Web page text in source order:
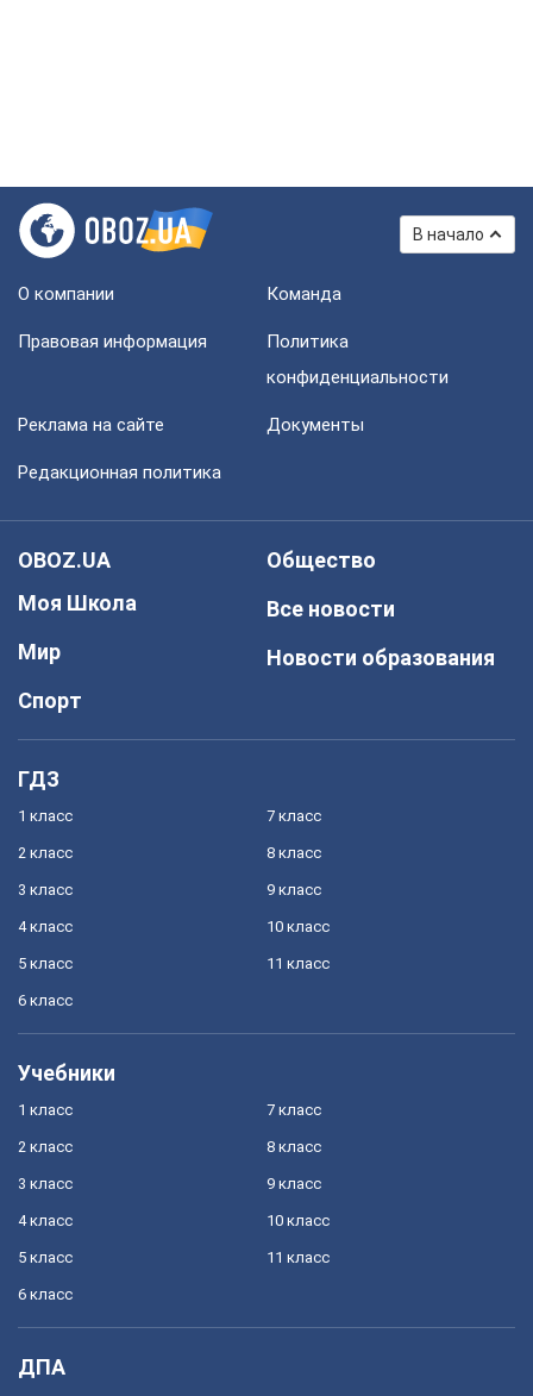
В начало
О компании Команда
Правовая информация
Политика
конфиденциальности
Реклама на сайте Документы
Редакционная политика
OBOZ.UA
Моя Школа
Мир
Спорт
Общество
Все новости
Новости образования
ГДЗ
1 класс
2 класс
3 класс
4 класс
5 класс
6 класс
7 класс
8 класс
9 класс
10 класс
11 класс
Учебники
1 класс
2 класс
3 класс
4 класс
5 класс
6 класс
7 класс
8 класс
9 класс
10 класс
11 класс
ДПА